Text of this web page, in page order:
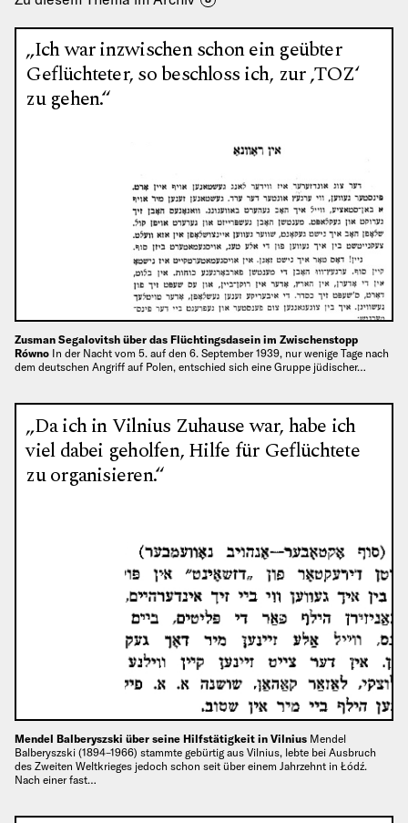
„Ich war inzwischen schon ein geübter
Geflüchteter, so beschloss ich, zur ‚TOZ‘
zu gehen.“
Zusman Segalovitsh über das Flüchtingsdasein im Zwischenstopp
Równo In der Nacht vom 5. auf den 6. September 1939, nur wenige Tage nach
dem deutschen Angriff auf Polen, entschied sich eine Gruppe jüdischer…
„Da ich in Vilnius Zuhause war, habe ich
viel dabei geholfen, Hilfe für Geflüchtete
zu organisieren.“
Mendel Balberyszski über seine Hilfstätigkeit in Vilnius Mendel
Balberyszski (1894–1966) stammte gebürtig aus Vilnius, lebte bei Ausbruch
des Zweiten Weltkrieges jedoch schon seit über einem Jahrzehnt in Łódź.
Nach einer fast…